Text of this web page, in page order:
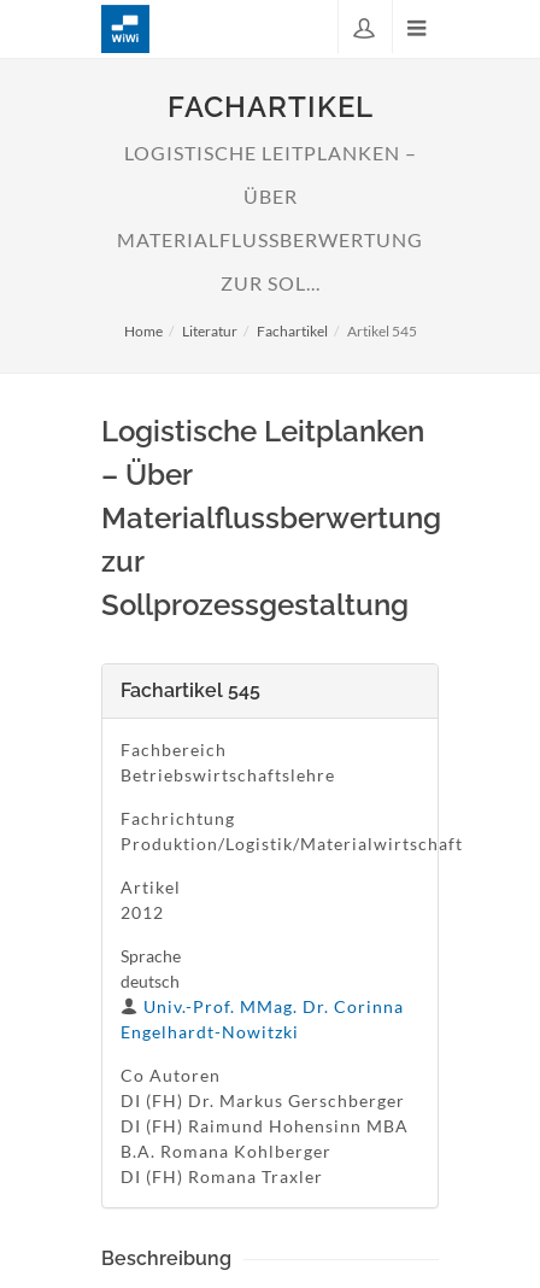
FACHARTIKEL
LOGISTISCHE LEITPLANKEN –
ÜBER
MATERIALFLUSSBERWERTUNG
ZUR SOL...
Home Literatur Fachartikel Artikel 545
Logistische Leitplanken
– Über
Materialflussberwertung
zur
Sollprozessgestaltung
Fachartikel 545
Fachbereich
Betriebswirtschaftslehre
Fachrichtung
Produktion/Logistik/Materialwirtschaft
Artikel
2012
Sprache
deutsch
Univ.-Prof. MMag. Dr. Corinna
Engelhardt-Nowitzki
Co Autoren
DI (FH) Dr. Markus Gerschberger
DI (FH) Raimund Hohensinn MBA
B.A. Romana Kohlberger
DI (FH) Romana Traxler
Beschreibung